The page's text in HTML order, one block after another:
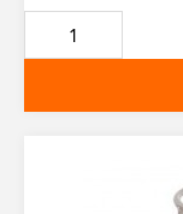
de
base